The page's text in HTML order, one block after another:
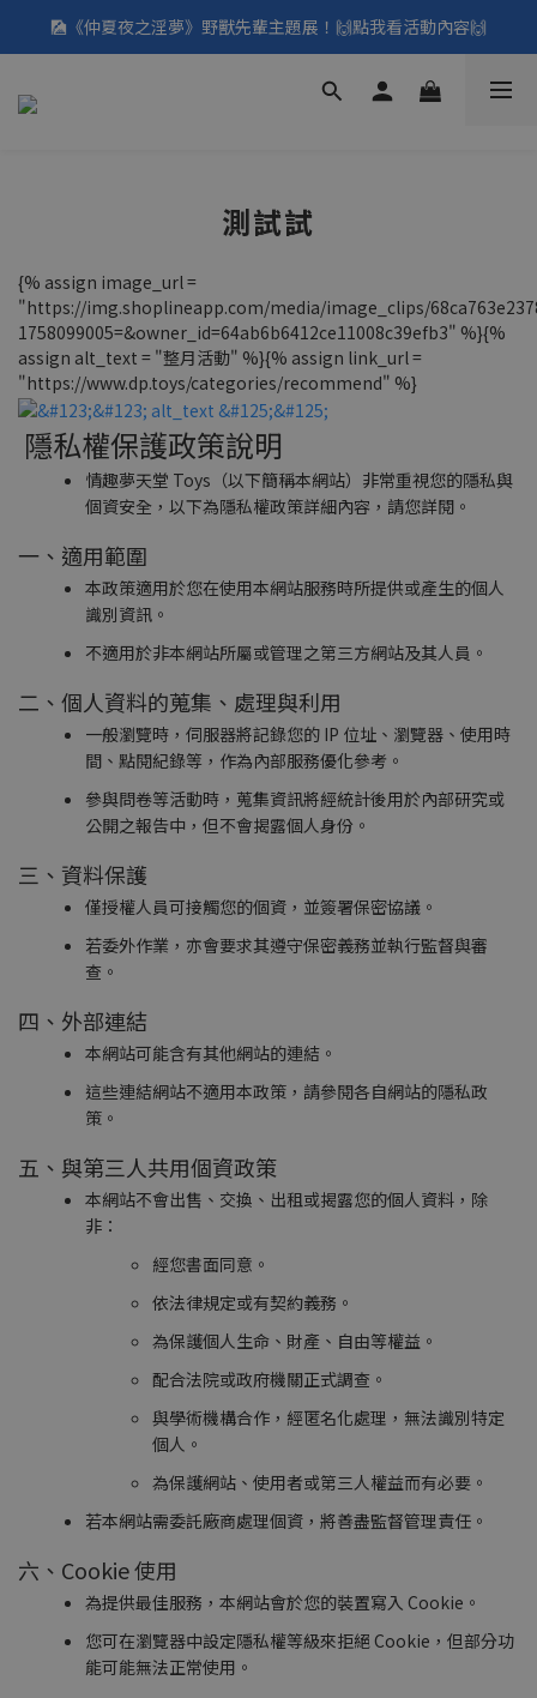
🎑《仲夏夜之淫夢》野獸先輩主題展！🙌點我看活動內容🙌
🎑《仲夏夜之淫夢》野獸先輩主題展！🙌點我看活動內容🙌
點我看👉8月優惠懶人包
測試試
{% assign image_url =
"https://img.shoplineapp.com/media/image_clips/
1758099005=&owner_id=64ab6b6412ce11008c39efb3" %}{%
assign alt_text = "整月活動" %}{% assign link_url =
"https://www.dp.toys/categories/recommend" %}
隱私權保護政策說明
情趣夢天堂 Toys（以下簡稱本網站）非常重視您的隱私與
個資安全，以下為隱私權政策詳細內容，請您詳閱。
一、適用範圍
本政策適用於您在使用本網站服務時所提供或產生的個人
識別資訊。
不適用於非本網站所屬或管理之第三方網站及其人員。
二、個人資料的蒐集、處理與利用
一般瀏覽時，伺服器將記錄您的 IP 位址、瀏覽器、使用時
間、點閱紀錄等，作為內部服務優化參考。
參與問卷等活動時，蒐集資訊將經統計後用於內部研究或
公開之報告中，但不會揭露個人身份。
三、資料保護
僅授權人員可接觸您的個資，並簽署保密協議。
若委外作業，亦會要求其遵守保密義務並執行監督與審
查。
四、外部連結
本網站可能含有其他網站的連結。
這些連結網站不適用本政策，請參閱各自網站的隱私政
策。
五、與第三人共用個資政策
本網站不會出售、交換、出租或揭露您的個人資料，除
非：
經您書面同意。
依法律規定或有契約義務。
為保護個人生命、財產、自由等權益。
配合法院或政府機關正式調查。
與學術機構合作，經匿名化處理，無法識別特定
個人。
為保護網站、使用者或第三人權益而有必要。
若本網站需委託廠商處理個資，將善盡監督管理責任。
六、Cookie 使用
為提供最佳服務，本網站會於您的裝置寫入 Cookie。
您可在瀏覽器中設定隱私權等級來拒絕 Cookie，但部分功
能可能無法正常使用。